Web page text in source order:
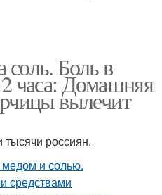
соль. Боль в
часа: Домашняя
вылечит
тысячи россиян.